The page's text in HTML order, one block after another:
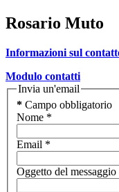
Rosario Muto
Informazioni sul
Modulo contatti
Invia un'email
* Campo obbligatorio
Nome *
Email *
Oggetto del messaggio